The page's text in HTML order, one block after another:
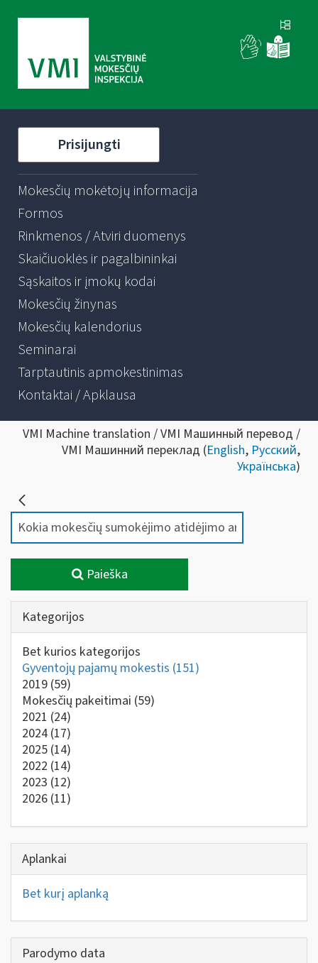
Prisijungti
Mokesčių mokėtojų informacija
Formos
Rinkmenos / Atviri duomenys
Skaičiuoklės ir pagalbininkai
Sąskaitos ir įmokų kodai
Mokesčių žinynas
Mokesčių kalendorius
Seminarai
Tarptautinis apmokestinimas
Kontaktai / Apklausa
VMI Machine translation / VMI Машинный перевод /
VMI Машинний переклад (English, Русский,
Українська)
Paieška
Kategorijos
Bet kurios kategorijos
Gyventojų pajamų mokestis (151)
2019 (59)
Mokesčių pakeitimai (59)
2021 (24)
2024 (17)
2025 (14)
2022 (14)
2023 (12)
2026 (11)
Aplankai
Bet kurį aplanką
Parodymo data